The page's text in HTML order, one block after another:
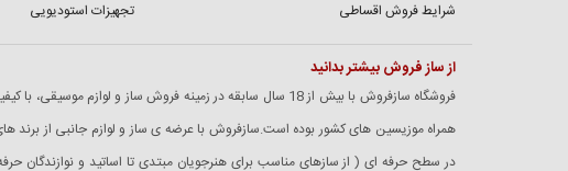
شرایط فروش اقساطی
تجهیزات استودیویی
از ساز فروش بیشتر بدانید
فروشگاه سازفروش با بیش از 18 سال سابقه در زمینه فروش ساز و لوازم
همراه موزیسین های کشور بوده است.سازفروش با عرضه ی ساز و لوازم جانبی از برند
در سطح حرفه ای ( از سازهای مناسب برای هنرجویان مبتدی تا اساتید و نوازندگان